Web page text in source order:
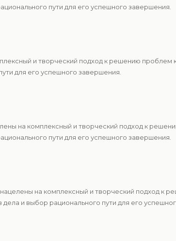
пути для его успешного завершения.
и творческий подход к решению проблем
для его успешного завершения.
на комплексный и творческий подход к
пути для его успешного завершения.
на комплексный и творческий подход к
и выбор рационального пути для его